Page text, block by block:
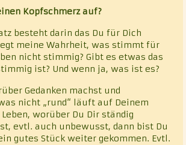
Kopfschmerz auf?
besteht darin das Du für Dich
meine Wahrheit, was stimmt für
nicht stimmig? Gibt es etwas das
ist? Und wenn ja, was ist es?
Gedanken machst und
nicht „rund“ läuft auf Deinem
worüber Du Dir ständig
evtl. auch unbewusst, dann bist Du
gutes Stück weiter gekommen. Evtl.